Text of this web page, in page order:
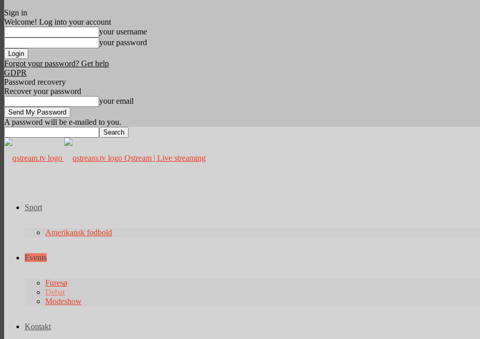
Sign in
Welcome! Log into your account
your username
your password
Forgot your password? Get help
GDPR
Password recovery
Recover your password
your email
A password will be e-mailed to you.
Qstream | Live streaming
Sport
Amerikansk fodbold
Events
Furesø
Debat
Modeshow
Kontakt